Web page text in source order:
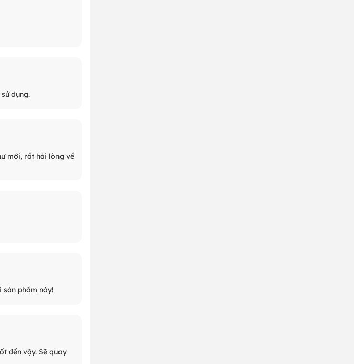
dụng.
mới, rất hài lòng về
sản phẩm này!
đến vậy. Sẽ quay